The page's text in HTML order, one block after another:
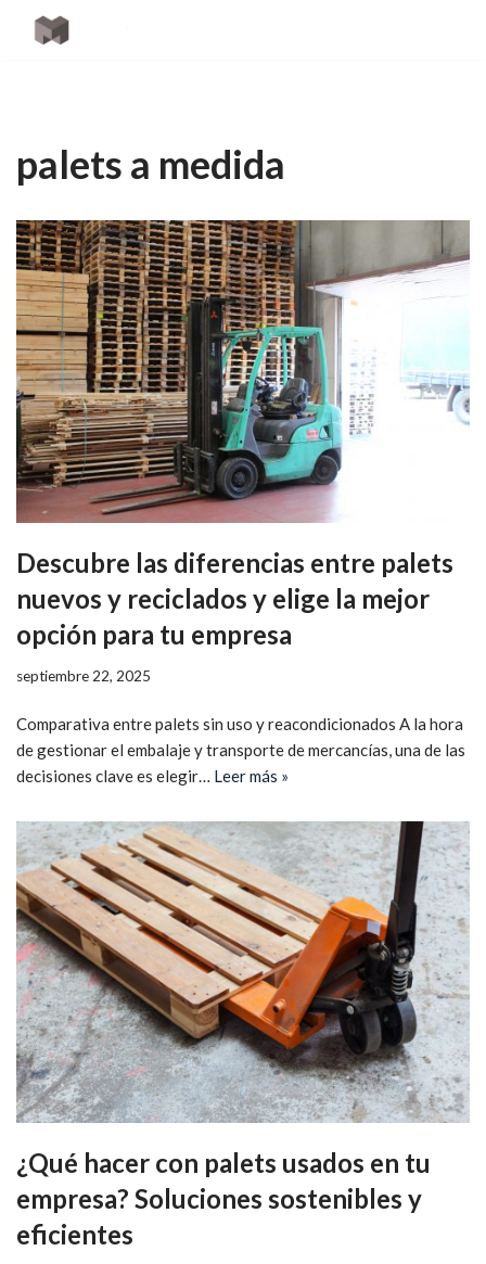
palets a medida
Descubre las diferencias entre palets
nuevos y reciclados y elige la mejor
opción para tu empresa
septiembre 22, 2025
Comparativa entre palets sin uso y reacondicionados A la hora
de gestionar el embalaje y transporte de mercancías, una de las
decisiones clave es elegir… Leer más »
¿Qué hacer con palets usados en tu
empresa? Soluciones sostenibles y
eficientes